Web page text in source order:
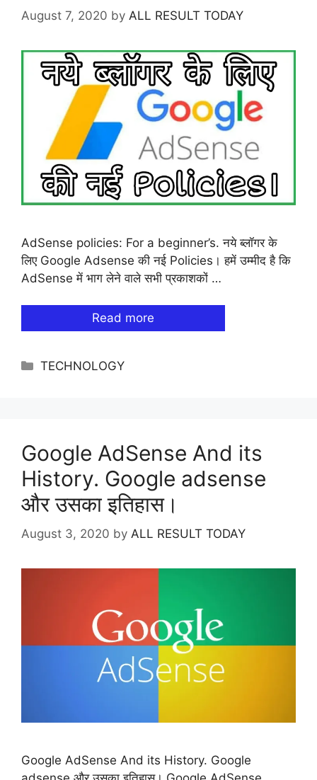
August 7, 2020 by ALL RESULT TODAY
AdSense policies: For a beginner’s. नये ब्लॉगर के
लिए Google Adsense की नई Policies। हमें उम्मीद है कि
AdSense में भाग लेने वाले सभी प्रकाशकों …
Read more
Categories
TECHNOLOGY
Google AdSense And its
History. Google adsense
और उसका इतिहास।
August 3, 2020 by ALL RESULT TODAY
Google AdSense And its History. Google